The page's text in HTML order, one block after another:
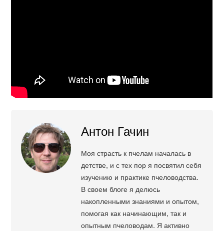
Антон Гачин
Моя страсть к пчелам началась в
детстве, и с тех пор я посвятил себя
изучению и практике пчеловодства.
В своем блоге я делюсь
накопленными знаниями и опытом,
помогая как начинающим, так и
опытным пчеловодам. Я активно